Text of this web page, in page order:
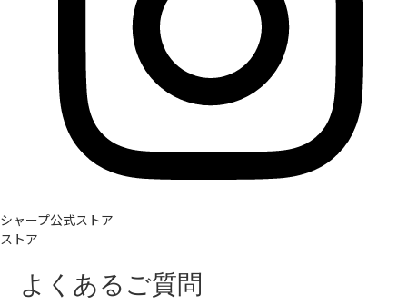
シャープ公式ストア
ストア
よくあるご質問